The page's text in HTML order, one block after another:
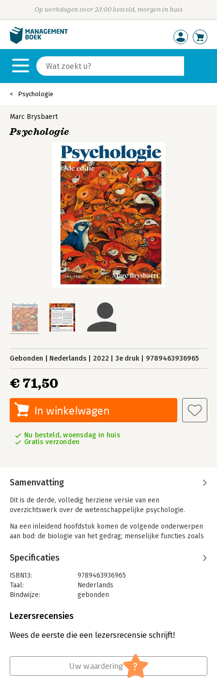
Op werkdagen voor 23:00 besteld, morgen in huis
Psychologie
Marc Brysbaert
Psychologie
Gebonden Nederlands 2022 3e druk 9789463936965
€ 71,50
In winkelwagen
Nu besteld, woensdag in huis
Gratis verzonden
Samenvatting
Dit is de derde, volledig herziene versie van een
overzichtswerk over de wetenschappelijke psychologie.
Na een inleidend hoofdstuk komen de volgende onderwerpen
aan bod: de biologie van het gedrag; menselijke functies zoals
motivatie en emotie; intelligentie en persoonlijkheid;
psychopathologie en psychotherapie; gezondheidspsychologie;
sociale psychologie; toegepaste psychologie.
In elk hoofdstuk wordt de meest recente stand van zaken
besproken. Wat zijn de belangrijkste bevindingen, welke
verklaringen worden voorgesteld, hoe goed is de evidentie, en
welke zijn de nieuwste ontwikkelingen? Referenties verwijzen
naar kernartikelen in de internationale literatuur en naar
specifieke toepassingen in Nederland en België.
Het handboek biedt een complete inleiding tot de psychologie
en stelt studenten en andere geïnteresseerden in staat om
binnen dit brede onderzoeksgebied de bijdrage van
Specificaties
ISBN13:
9789463936965
Taal:
Nederlands
Bindwijze:
gebonden
Uitgever:
Verschijningsdatum:
4-2-2022
Lezersrecensies
Wees de eerste die een lezersrecensie schrijft!
Uw waardering ?